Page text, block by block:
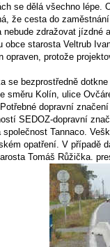
se dělá všechno lépe.
že cesta do
nebude zdražovat jízdné
obce starosta Veltrub
opraven, protože
se bezprostředně
směru Kolín, ulice
dopravní
SEDOZ-dopravní
společnost Tannaco.
opatření. V případě
Tomáš Růžička.